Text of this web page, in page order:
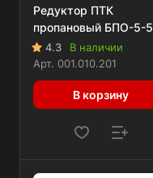
Редуктор ПТК
пропановый БПО-5-5
4.3
В наличии
Арт. 001.010.201
В корзину